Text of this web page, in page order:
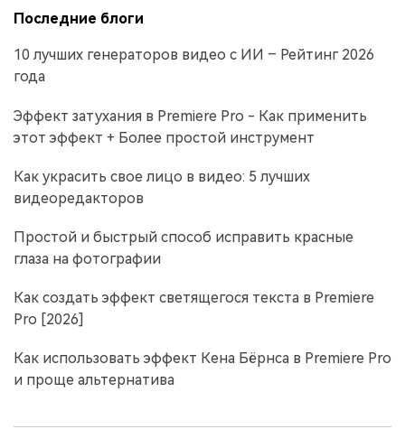
Последние блоги
10 лучших генераторов видео с ИИ – Рейтинг 2026
года
Эффект затухания в Premiere Pro - Как применить
этот эффект + Более простой инструмент
Как украсить свое лицо в видео: 5 лучших
видеоредакторов
Простой и быстрый способ исправить красные
глаза на фотографии
Как создать эффект светящегося текста в Premiere
Pro [2026]
Как использовать эффект Кена Бёрнса в Premiere Pro
и проще альтернатива